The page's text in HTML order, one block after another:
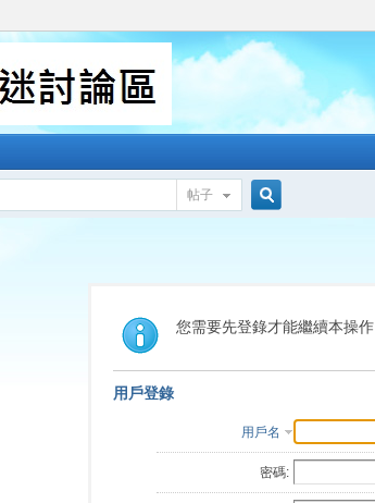
帖子
索
您需要先登錄才能繼續本操作
用戶登錄
用戶名
密碼: